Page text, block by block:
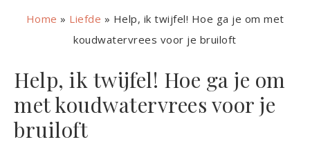
Home » Liefde » Help, ik twijfel! Hoe ga je om met
koudwatervrees voor je bruiloft
Help, ik twijfel! Hoe ga je om
met koudwatervrees voor je
bruiloft